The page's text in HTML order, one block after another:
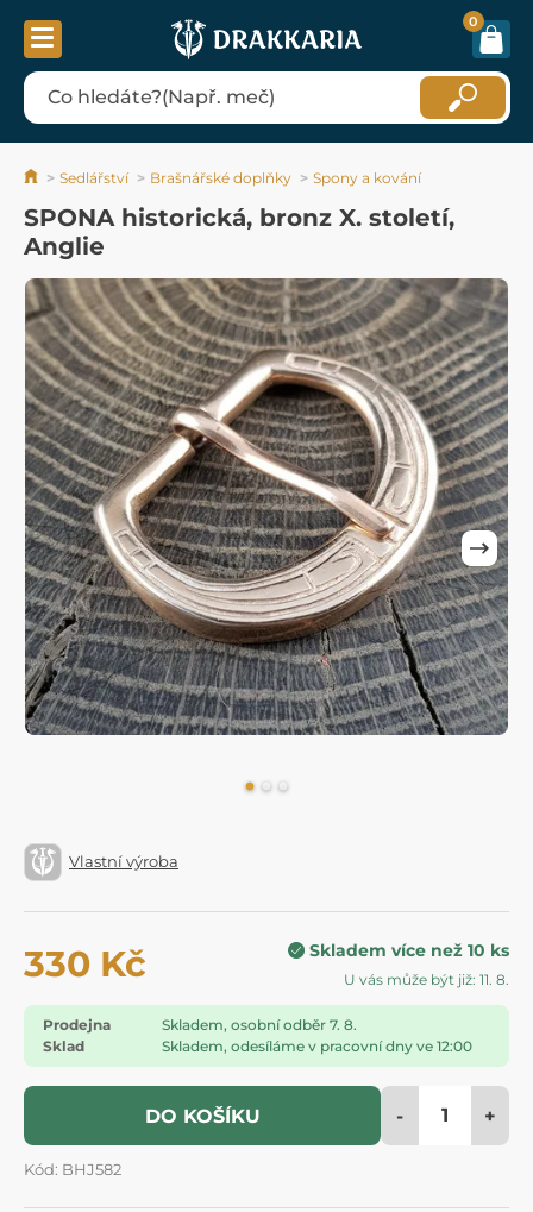
0
Sedlářství Brašnářské doplňky Spony a kování
SPONA historická, bronz X. století,
Anglie
Vlastní výroba
330 Kč Skladem více než 10 ks
U vás může být již: 11. 8.
Prodejna
Skladem, osobní odběr 7. 8.
Sklad
Skladem, odesíláme v pracovní dny ve 12:00
DO KOŠÍKU - +
Kód: BHJ582